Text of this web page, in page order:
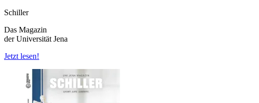
Schiller
Das Magazin
der Universität Jena
Jetzt lesen!